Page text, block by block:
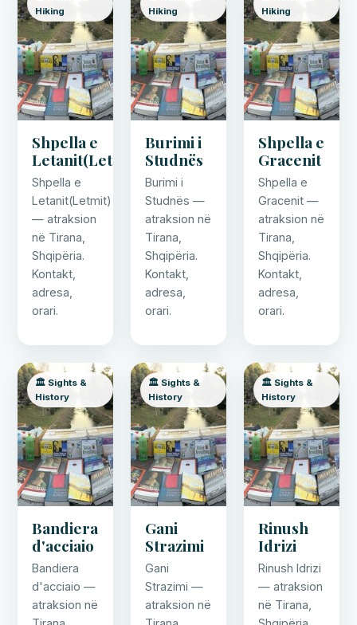
Hiking
Shpella e
Letanit(Letmit)
Shpella e
Letanit(Letmit)
— atraksion
në Tirana,
Shqipëria.
Kontakt,
adresa,
orari.
Hiking
Burimi i
Studnës
Burimi i
Studnës —
atraksion në
Tirana,
Shqipëria.
Kontakt,
adresa,
orari.
Hiking
Shpella e
Gracenit
Shpella e
Gracenit —
atraksion në
Tirana,
Shqipëria.
Kontakt,
adresa,
orari.
🏛️ Sights &
History
Bandiera
d'acciaio
Bandiera
d'acciaio —
atraksion në
🏛️ Sights &
History
Gani
Strazimi
Gani
Strazimi —
atraksion në
🏛️ Sights &
History
Rinush
Idrizi
Rinush Idrizi
— atraksion
në Tirana,